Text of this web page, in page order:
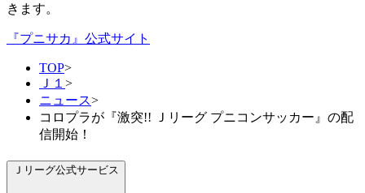
きます。
『プニサカ』公式サイト
TOP>
Ｊ１ >
ニュース>
コロプラが『激突!! Ｊリーグ プニコンサッカー』の配
信開始！
Ｊリーグ公式サービス